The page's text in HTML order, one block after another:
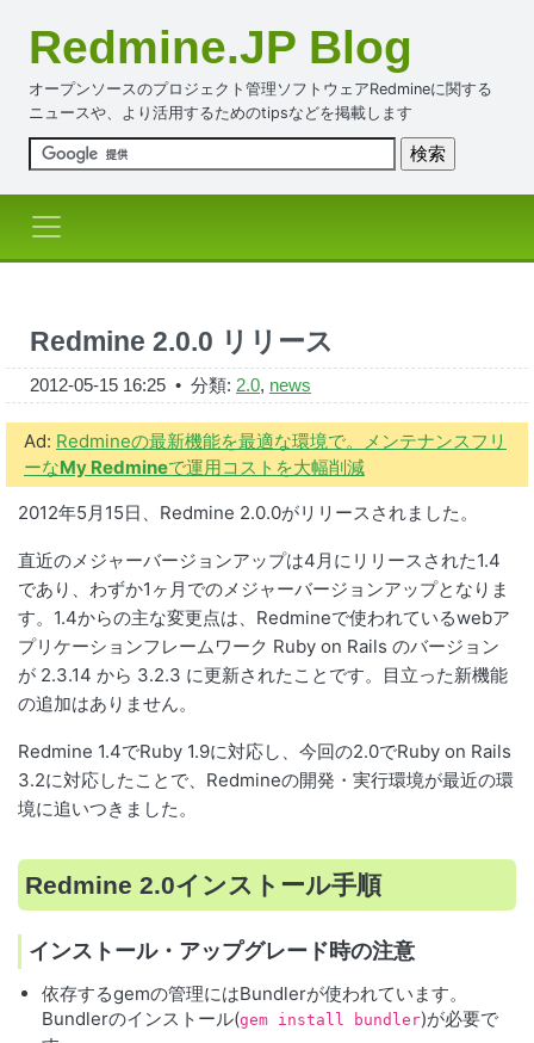
Redmine.JP Blog
オープンソースのプロジェクト管理ソフトウェアRedmineに関する
ニュースや、より活用するためのtipsなどを掲載します
Redmine 2.0.0 リリース
2012-05-15 16:25 • 分類: 2.0, news
Ad: Redmineの最新機能を最適な環境で。メンテナンスフリ
ーなMy Redmineで運用コストを大幅削減
2012年5月15日、Redmine 2.0.0がリリースされました。
直近のメジャーバージョンアップは4月にリリースされた1.4
であり、わずか1ヶ月でのメジャーバージョンアップとなりま
す。1.4からの主な変更点は、Redmineで使われているwebア
プリケーションフレームワーク Ruby on Rails のバージョン
が 2.3.14 から 3.2.3 に更新されたことです。目立った新機能
の追加はありません。
Redmine 1.4でRuby 1.9に対応し、今回の2.0でRuby on Rails
3.2に対応したことで、Redmineの開発・実行環境が最近の環
境に追いつきました。
Redmine 2.0インストール手順
インストール・アップグレード時の注意
依存するgemの管理にはBundlerが使われています。
Bundlerのインストール(gem install bundler)が必要で